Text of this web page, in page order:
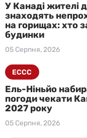
У Канаді жителі
знаходять
на горищах: хто
будинки
05 Серпня, 2026
Ель-Ніньйо
погоди чекати
2027 року
05 Серпня, 2026
ECCC